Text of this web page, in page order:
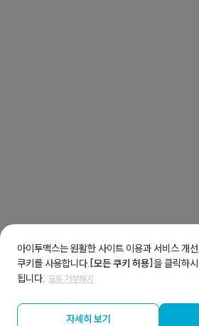
아이투맥스는 원활한 사이트 이용과 서비스 개
쿠키를 사용합니다. [모든 쿠키 허용]을 클릭하
됩니다. 모두 거부하기
자세히 보기